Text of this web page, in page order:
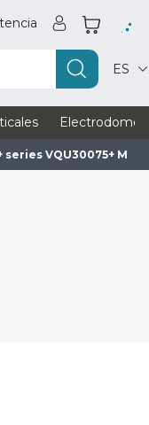
ES
series VQU30075+ M